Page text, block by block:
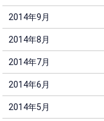
2014年9月
2014年8月
2014年7月
2014年6月
2014年5月